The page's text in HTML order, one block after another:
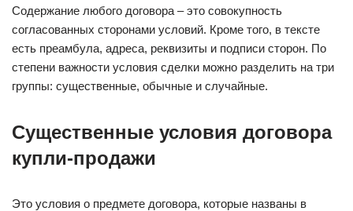
Содержание любого договора – это совокупность
согласованных сторонами условий. Кроме того, в тексте
есть преамбула, адреса, реквизиты и подписи сторон. По
степени важности условия сделки можно разделить на три
группы: существенные, обычные и случайные.
Существенные условия договора
купли-продажи
Это условия о предмете договора, которые названы в